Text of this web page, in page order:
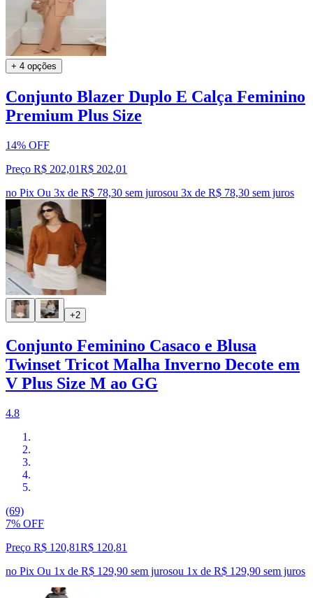
+ 4 opções
Conjunto Blazer Duplo E Calça Feminino
Premium Plus Size
14% OFF
Preço R$ 202,01R$ 202,01
no Pix Ou 3x de R$ 78,30 sem jurosou 3x de R$ 78,30 sem juros
+2
Conjunto Feminino Casaco e Blusa
Twinset Tricot Malha Inverno Decote em
V Plus Size M ao GG
4.8
(69)
7% OFF
Preço R$ 120,81R$ 120,81
no Pix Ou 1x de R$ 129,90 sem jurosou 1x de R$ 129,90 sem juros